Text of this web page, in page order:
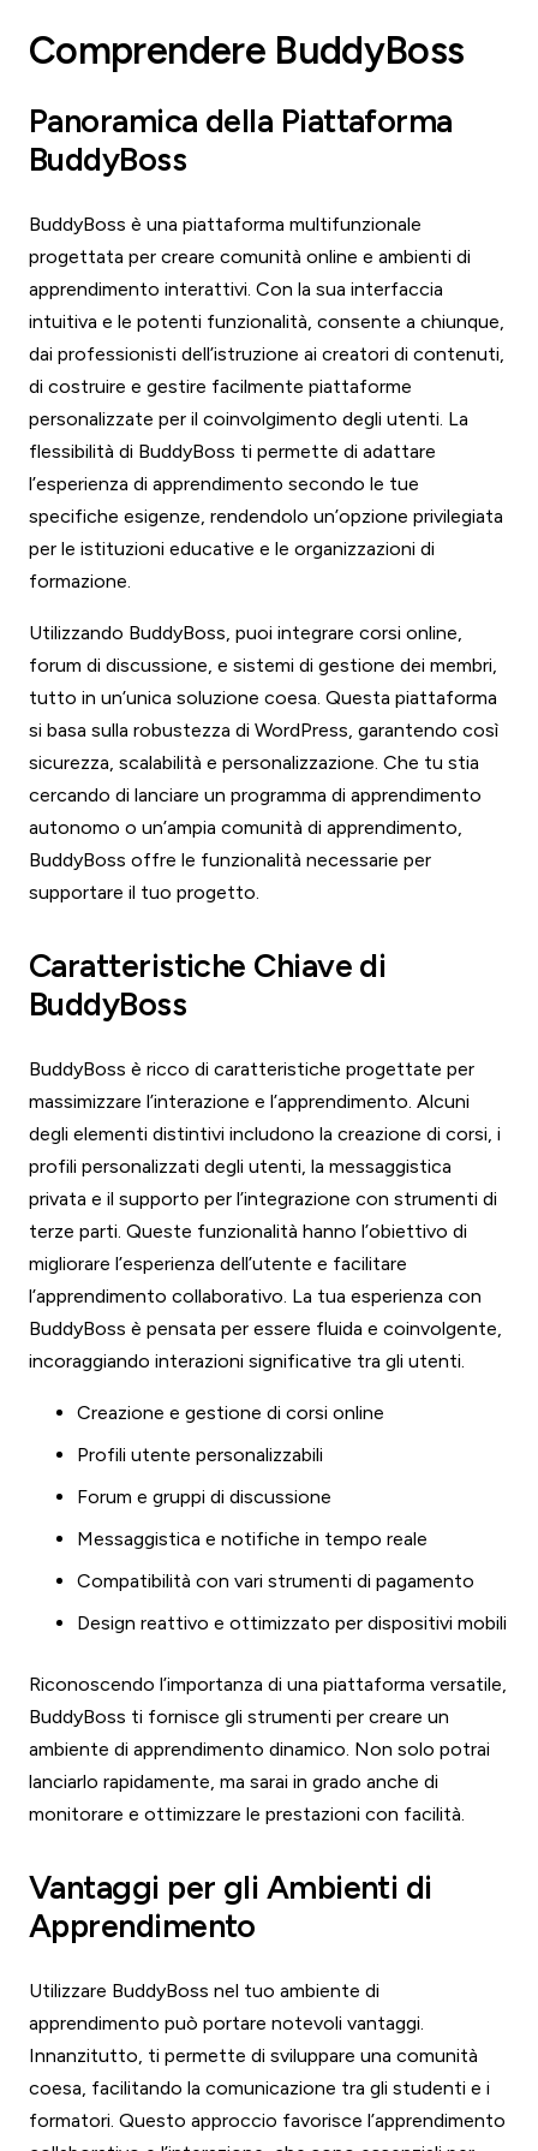
Comprendere BuddyBoss
Panoramica della Piattaforma
BuddyBoss
BuddyBoss è una piattaforma multifunzionale
progettata per creare comunità online e ambienti di
apprendimento interattivi. Con la sua interfaccia
intuitiva e le potenti funzionalità, consente a chiunque,
dai professionisti dell’istruzione ai creatori di contenuti,
di costruire e gestire facilmente piattaforme
personalizzate per il coinvolgimento degli utenti. La
flessibilità di BuddyBoss ti permette di adattare
l’esperienza di apprendimento secondo le tue
specifiche esigenze, rendendolo un’opzione privilegiata
per le istituzioni educative e le organizzazioni di
formazione.
Utilizzando BuddyBoss, puoi integrare corsi online,
forum di discussione, e sistemi di gestione dei membri,
tutto in un’unica soluzione coesa. Questa piattaforma
si basa sulla robustezza di WordPress, garantendo così
sicurezza, scalabilità e personalizzazione. Che tu stia
cercando di lanciare un programma di apprendimento
autonomo o un’ampia comunità di apprendimento,
BuddyBoss offre le funzionalità necessarie per
supportare il tuo progetto.
Caratteristiche Chiave di
BuddyBoss
BuddyBoss è ricco di caratteristiche progettate per
massimizzare l’interazione e l’apprendimento. Alcuni
degli elementi distintivi includono la creazione di corsi, i
profili personalizzati degli utenti, la messaggistica
privata e il supporto per l’integrazione con strumenti di
terze parti. Queste funzionalità hanno l’obiettivo di
migliorare l’esperienza dell’utente e facilitare
l’apprendimento collaborativo. La tua esperienza con
BuddyBoss è pensata per essere fluida e coinvolgente,
incoraggiando interazioni significative tra gli utenti.
Creazione e gestione di corsi online
Profili utente personalizzabili
Forum e gruppi di discussione
Messaggistica e notifiche in tempo reale
Compatibilità con vari strumenti di pagamento
Design reattivo e ottimizzato per dispositivi mobili
Riconoscendo l’importanza di una piattaforma versatile,
BuddyBoss ti fornisce gli strumenti per creare un
ambiente di apprendimento dinamico. Non solo potrai
lanciarlo rapidamente, ma sarai in grado anche di
monitorare e ottimizzare le prestazioni con facilità.
Vantaggi per gli Ambienti di
Apprendimento
Utilizzare BuddyBoss nel tuo ambiente di
apprendimento può portare notevoli vantaggi.
Innanzitutto, ti permette di sviluppare una comunità
coesa, facilitando la comunicazione tra gli studenti e i
formatori. Questo approccio favorisce l’apprendimento